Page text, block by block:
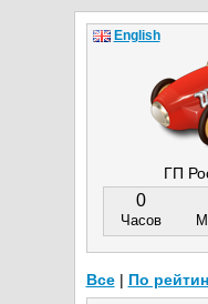
ГП
0
Часов
English
Все| По